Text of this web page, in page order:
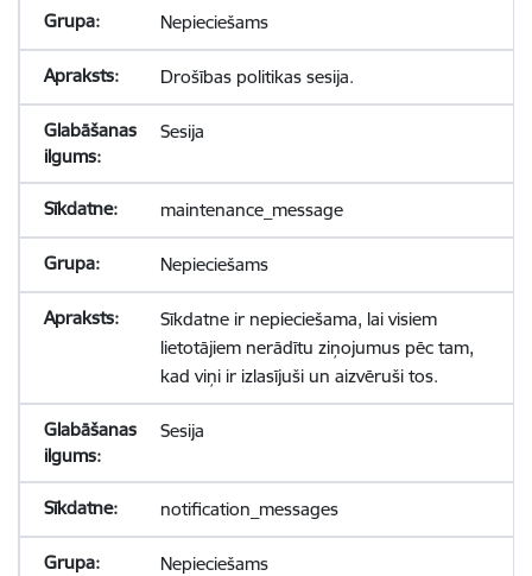
Nepieciešams
Drošības politikas sesija.
Sesija
maintenance_message
Nepieciešams
Sīkdatne ir nepieciešama, lai visiem
lietotājiem nerādītu ziņojumus pēc tam,
kad viņi ir izlasījuši un aizvēruši tos.
Sesija
notification_messages
Nepieciešams